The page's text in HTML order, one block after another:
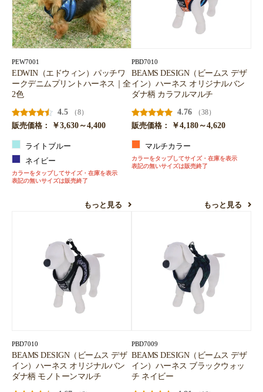
PEW7001
EDWIN（エドウィン）パッチワ
ークデニムプリントハーネス｜全
2色
4.5
（8）
販売価格：
￥3,630～4,400
ライトブルー
ネイビー
カラーをタップしてサイズ・在庫を表示
表記の無いサイズは販売終了
もっと見る
PBD7010
BEAMS DESIGN（ビームス デザ
イン）ハーネス オリジナルバン
ダナ柄 カラフルマルチ
4.76
（38）
販売価格：
￥4,180～4,620
マルチカラー
カラーをタップしてサイズ・在庫を表示
表記の無いサイズは販売終了
もっと見る
PBD7010
BEAMS DESIGN（ビームス デザ
イン）ハーネス オリジナルバン
ダナ柄 モノトーンマルチ
PBD7009
BEAMS DESIGN（ビームス デザ
イン）ハーネス ブラックウォッ
チ ネイビー